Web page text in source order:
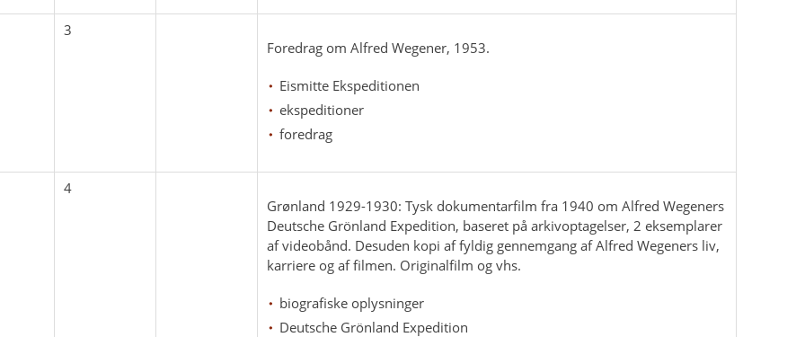
3
Foredrag om Alfred Wegener, 1953.
Eismitte Ekspeditionen
ekspeditioner
foredrag
4
Grønland 1929-1930: Tysk dokumentarfilm fra 1940 om Alfred Wegeners
Deutsche Grönland Expedition, baseret på arkivoptagelser, 2 eksemplarer
af videobånd. Desuden kopi af fyldig gennemgang af Alfred Wegeners liv,
karriere og af filmen. Originalfilm og vhs.
biografiske oplysninger
Deutsche Grönland Expedition